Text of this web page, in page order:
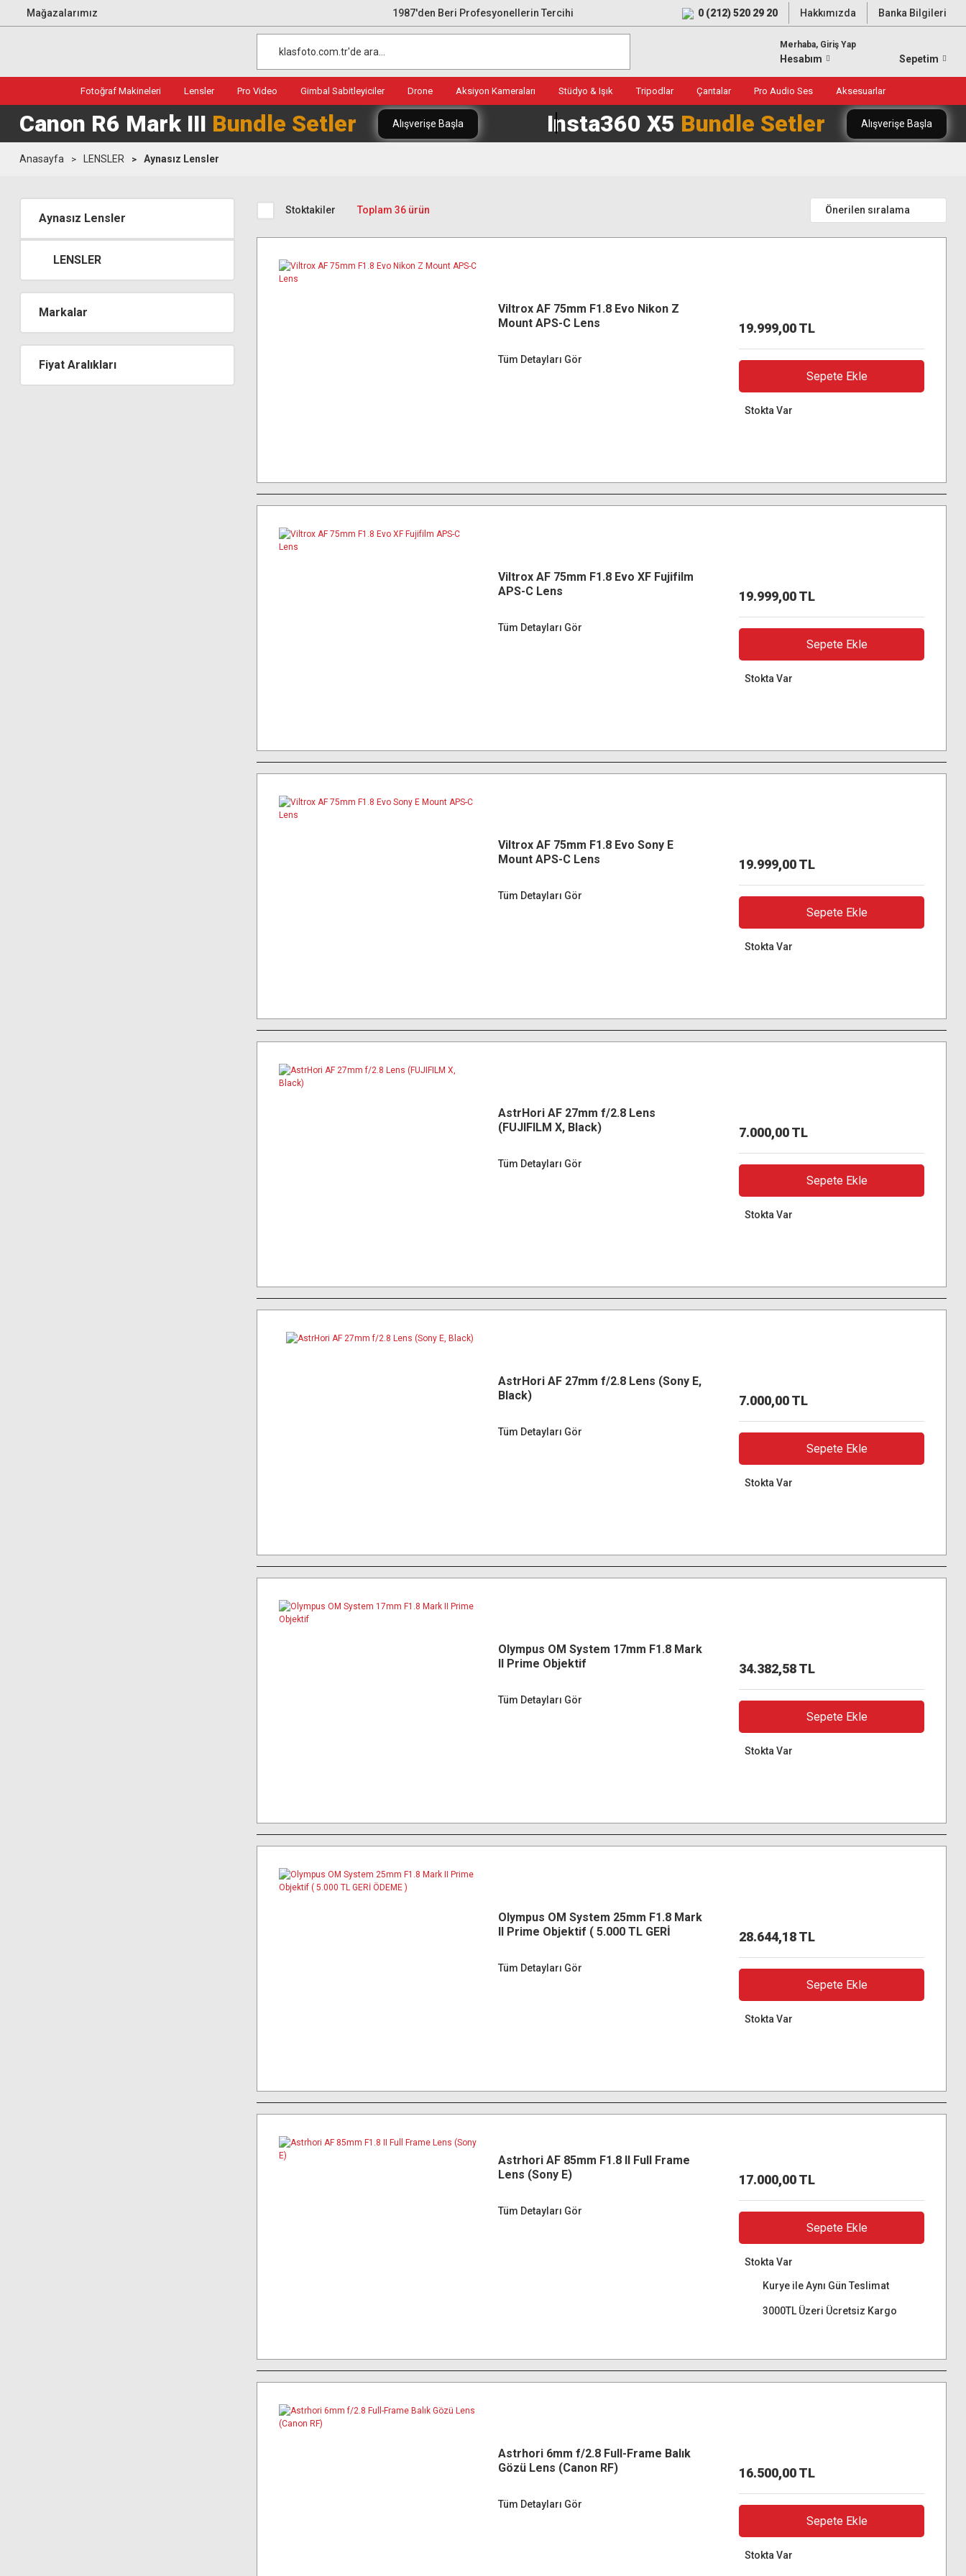
Mağazalarımız 1987'den Beri Profesyonellerin Tercihi 0 (212) 520 29 20 Hakkımızda Banka Bilgileri
Merhaba, Giriş Yap
Hesabım Sepetim
Fotoğraf Makineleri Lensler Pro Video Gimbal Sabitleyiciler Drone Aksiyon Kameraları Stüdyo & Işık Tripodlar Çantalar Pro Audio Ses Aksesuarlar
Canon R6 Mark III Bundle Setler Alışverişe Başla Insta360 X5 Bundle Setler Alışverişe Başla
Anasayfa LENSLER Aynasız Lensler
Aynasız Lensler
LENSLER
Markalar
Fiyat Aralıkları
Stoktakiler Toplam 36 ürün
Viltrox AF 75mm F1.8 Evo Nikon Z
Mount APS-C Lens
Tüm Detayları Gör
19.999,00 TL
Sepete Ekle
Stokta Var
Viltrox AF 75mm F1.8 Evo XF Fujifilm
APS-C Lens
Tüm Detayları Gör
19.999,00 TL
Sepete Ekle
Stokta Var
Viltrox AF 75mm F1.8 Evo Sony E
Mount APS-C Lens
Tüm Detayları Gör
19.999,00 TL
Sepete Ekle
Stokta Var
AstrHori AF 27mm f/2.8 Lens
(FUJIFILM X, Black)
Tüm Detayları Gör
7.000,00 TL
Sepete Ekle
Stokta Var
AstrHori AF 27mm f/2.8 Lens (Sony E,
Black)
Tüm Detayları Gör
7.000,00 TL
Sepete Ekle
Stokta Var
Olympus OM System 17mm F1.8 Mark
II Prime Objektif
Tüm Detayları Gör
34.382,58 TL
Sepete Ekle
Stokta Var
Olympus OM System 25mm F1.8 Mark
II Prime Objektif ( 5.000 TL GERİ
Tüm Detayları Gör
28.644,18 TL
Sepete Ekle
Stokta Var
Astrhori AF 85mm F1.8 II Full Frame
Lens (Sony E)
Tüm Detayları Gör
17.000,00 TL
Sepete Ekle
Stokta Var
Kurye ile Aynı Gün Teslimat
3000TL Üzeri Ücretsiz Kargo
Astrhori 6mm f/2.8 Full-Frame Balık
Gözü Lens (Canon RF)
Tüm Detayları Gör
16.500,00 TL
Sepete Ekle
Stokta Var